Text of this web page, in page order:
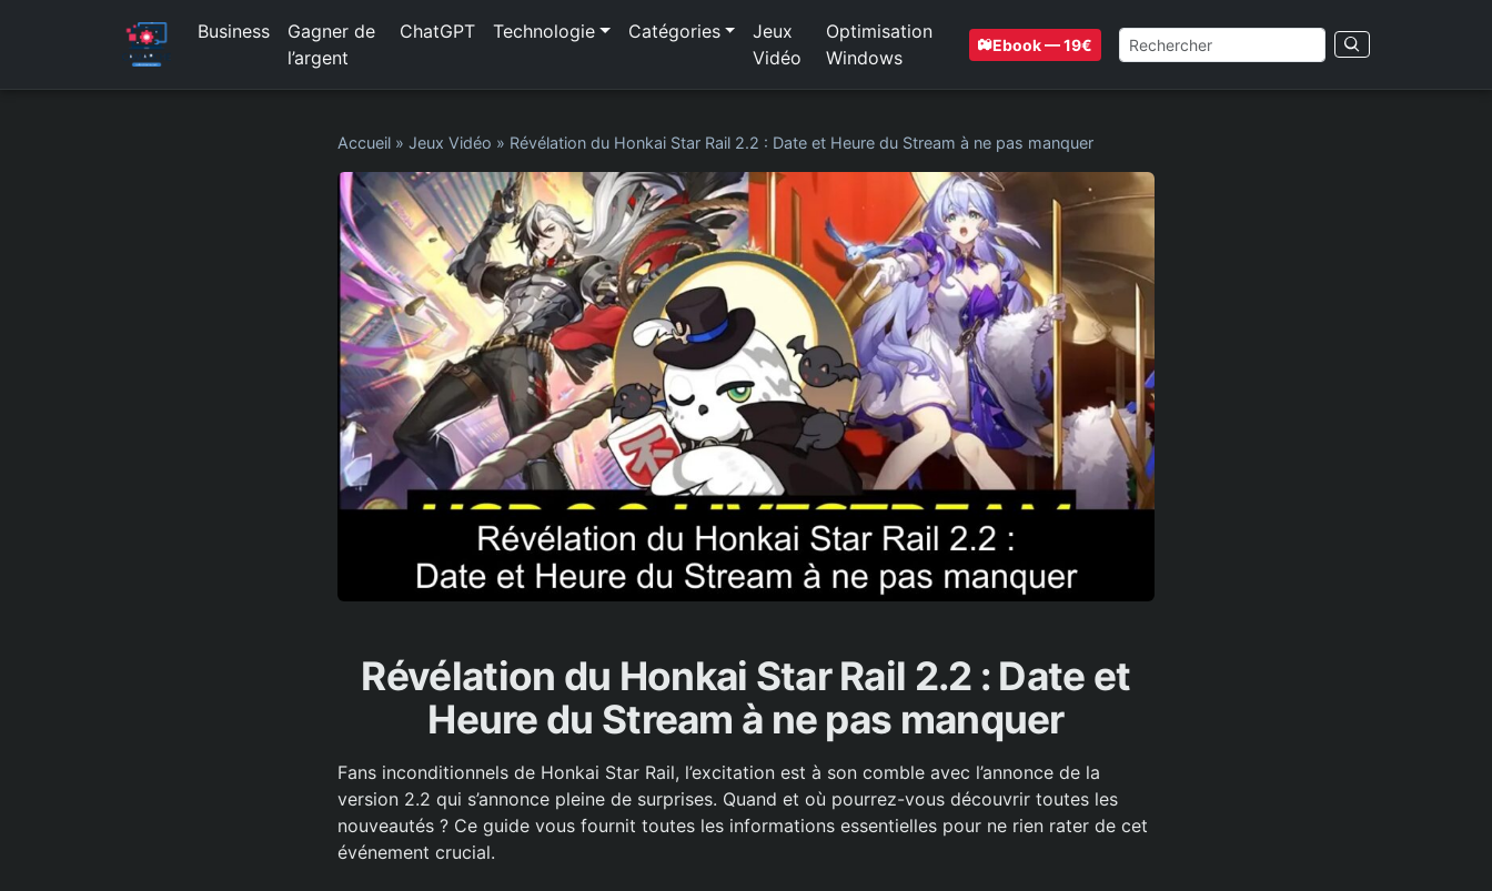
Business
Gagner de
l’argent
ChatGPT Technologie Catégories
Jeux
Vidéo
Optimisation
Windows
Ebook — 19€
Accueil » Jeux Vidéo » Révélation du Honkai Star Rail 2.2 : Date et Heure du Stream à ne pas manquer
Révélation du Honkai Star Rail 2.2 : Date et
Heure du Stream à ne pas manquer
Fans inconditionnels de Honkai Star Rail, l’excitation est à son comble avec l’annonce de la
version 2.2 qui s’annonce pleine de surprises. Quand et où pourrez-vous découvrir toutes les
nouveautés ? Ce guide vous fournit toutes les informations essentielles pour ne rien rater de cet
événement crucial.